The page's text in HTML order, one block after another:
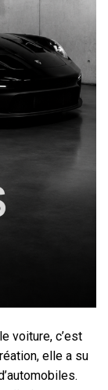
voiture, c’est
elle a su